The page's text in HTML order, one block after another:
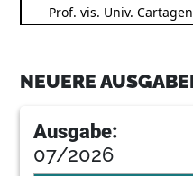
Prof. vis. Univ.
15Thommen Medical
19Henry Schein Dental
NEUERE
Ausgabe:
07/2026